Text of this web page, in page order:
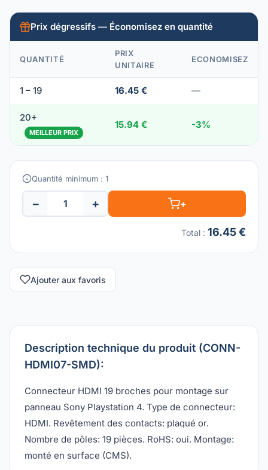
Prix dégressifs — Économisez en quantité
QUANTITÉ
PRIX
UNITAIRE
ECONOMISEZ
1 – 19 16.45 € —
20+
MEILLEUR PRIX
15.94 € -3%
Quantité minimum : 1
− + +
Total : 16.45 €
Ajouter aux favoris
Description technique du produit (CONN-
HDMI07-SMD):
Connecteur HDMI 19 broches pour montage sur
panneau Sony Playstation 4. Type de connecteur:
HDMI. Revêtement des contacts: plaqué or.
Nombre de pôles: 19 pièces. RoHS: oui. Montage:
monté en surface (CMS).